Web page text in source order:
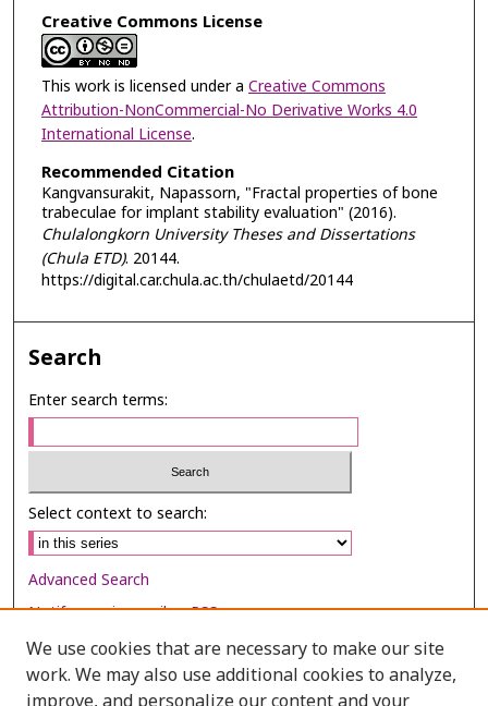
Creative Commons License
This work is licensed under a Creative Commons
Attribution-NonCommercial-No Derivative Works 4.0
International License.
Recommended Citation
Kangvansurakit, Napassorn, "Fractal properties of bone
trabeculae for implant stability evaluation" (2016).
Chulalongkorn University Theses and Dissertations
(Chula ETD). 20144.
https://digital.car.chula.ac.th/chulaetd/20144
Search
Enter search terms:
Select context to search:
Advanced Search
Notify me via email orRSS
Browse
Collections
We use cookies that are necessary to make our site
work. We may also use additional cookies to analyze,